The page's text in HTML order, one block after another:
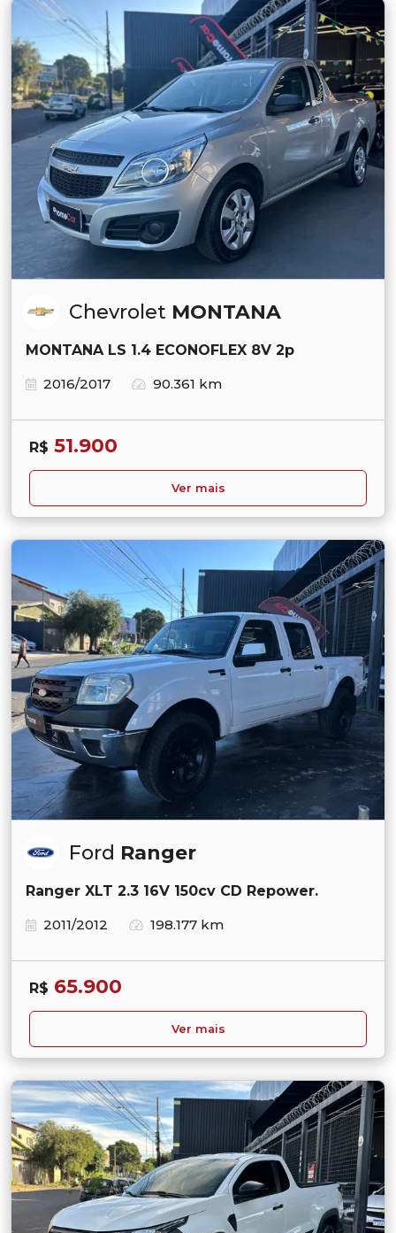
Chevrolet MONTANA
MONTANA LS 1.4 ECONOFLEX 8V 2p
2016/2017
90.361 km
R$ 51.900
Ver mais
Ford Ranger
Ranger XLT 2.3 16V 150cv CD Repower.
2011/2012
198.177 km
R$ 65.900
Ver mais